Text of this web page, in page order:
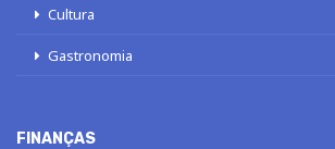
Cultura
Gastronomia
FINANÇAS